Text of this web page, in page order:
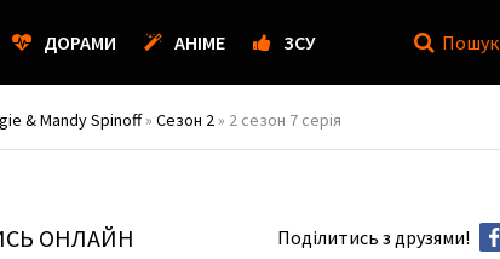
ДОРАМИ АНІМЕ ЗСУ Пошук
& Mandy Spinoff» Сезон 2 » 2 сезон 7 серія
Поділитись з друзями!
ОНЛАЙН